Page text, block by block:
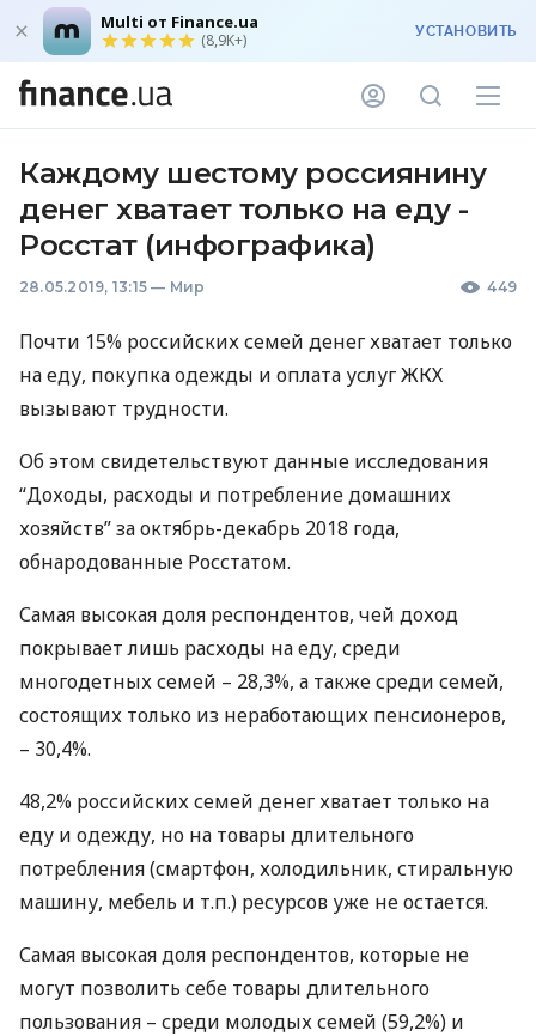
Multi от Finance.ua
(8,9K+) УСТАНОВИТЬ
Каждому шестому россиянину
денег хватает только на еду -
Росстат (инфографика)
28.05.2019, 13:15 — Мир 449
Почти 15% российских семей денег хватает только
на еду, покупка одежды и оплата услугЖКХ
вызывают трудности.
Об этом свидетельствуют данные исследования
“Доходы, расходы и потребление домашних
хозяйств” за октябрь-декабрь 2018 года,
обнародованные Росстатом.
Самая высокая доля респондентов, чей доход
покрывает лишь расходы на еду, среди
многодетных семей – 28,3%, а также среди семей,
состоящих только из неработающих пенсионеров,
– 30,4%.
48,2% российских семей денег хватает только на
еду и одежду, но на товары длительного
потребления (смартфон, холодильник, стиральную
машину, мебель и т.п.) ресурсов уже не остается.
Самая высокая доля респондентов, которые не
могут позволить себе товары длительного
пользования – среди молодых семей (59,2%) и